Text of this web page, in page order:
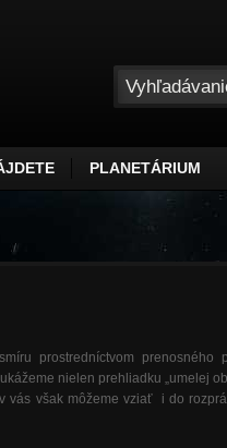
PLANETÁRIUM
prostredníctvom prenosného
nielen prehliadku „umelej
vás však môžeme vziať i do